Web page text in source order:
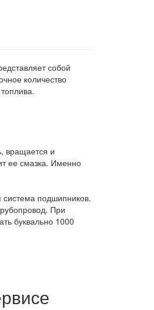
2500
1250
937,5
43750
собой
количество
вращается и
ее смазка. Именно
подшипников.
При
буквально 1000